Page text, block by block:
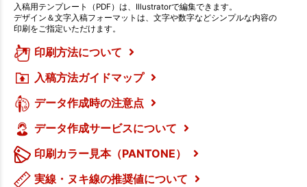
入稿用テンプレート（PDF）は、Illustratorで編集できます。
デザイン＆文字入稿フォーマットは、文字や数字などシンプルな内容の
印刷をご指定いただけます。
印刷方法について
入稿方法ガイドマップ
データ作成時の注意点
データ作成サービスについて
印刷カラー見本（PANTONE）
実線・ヌキ線の推奨値について